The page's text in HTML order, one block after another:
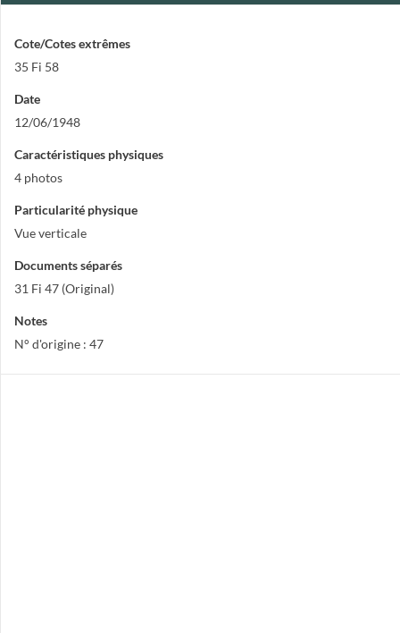
Cote/Cotes extrêmes
35 Fi 58
Date
12/06/1948
Caractéristiques physiques
4 photos
Particularité physique
Vue verticale
Documents séparés
31 Fi 47 (Original)
Notes
N° d'origine : 47